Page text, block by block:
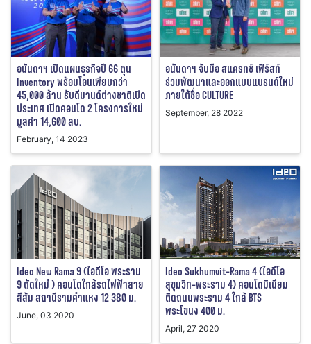
อนันดาฯ เปิดแผนธุรกิจปี 66 ตุน
Inventory พร้อมโอนเพียบกว่า
45,000 ล้าน รับดีมานด์ต่างชาติเปิด
ประเทศ เปิดคอนโด 2 โครงการใหม่
มูลค่า 14,600 ลบ.
February, 14 2023
อนันดาฯ จับมือ สแครทช์ เฟิร์สท์
ร่วมพัฒนาและออกแบบแบรนด์ใหม่
ภายใต้ชื่อ CULTURE
September, 28 2022
Ideo New Rama 9 (ไอดีโอ พระราม
9 ตัดใหม่ ) คอนโดใกล้รถไฟฟ้าสาย
สีส้ม สถานีรามคำแหง 12 380 ม.
June, 03 2020
Ideo Sukhumvit-Rama 4 (ไอดีโอ
สุขุมวิท-พระราม 4) คอนโดมิเนียม
ติดถนนพระราม 4 ใกล้ BTS
พระโขนง 400 ม.
April, 27 2020